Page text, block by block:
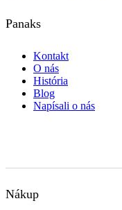
Panaks
Kontakt
O nás
História
Blog
Napísali o nás
Nákup